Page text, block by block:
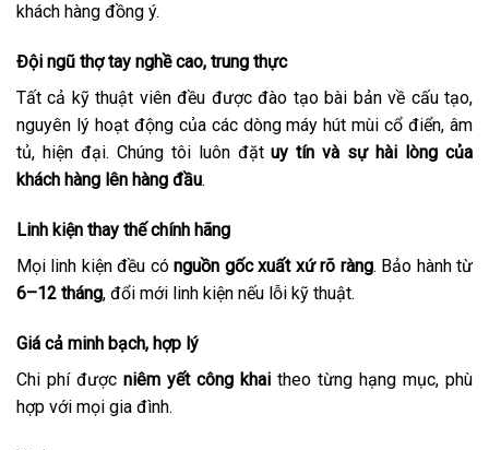
khách hàng đồng ý.
Đội ngũ thợ tay nghề cao, trung thực
Tất cả kỹ thuật viên đều được đào tạo bài bản về cấu tạo,
nguyên lý hoạt động của các dòng máy hút mùi cổ điển, âm
tủ, hiện đại. Chúng tôi luôn đặtuy tín và sự hài lòng của
khách hàng lên hàng đầu.
Linh kiện thay thế chính hãng
Mọi linh kiện đều cónguồn gốc xuất xứ rõ ràng. Bảo hành từ
6–12 tháng, đổi mới linh kiện nếu lỗi kỹ thuật.
Giá cả minh bạch, hợp lý
Chi phí được niêm yết công khai theo từng hạng mục, phù
hợp với mọi gia đình.